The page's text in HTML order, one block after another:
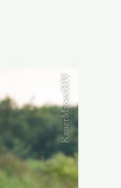
KauerMross/DJV